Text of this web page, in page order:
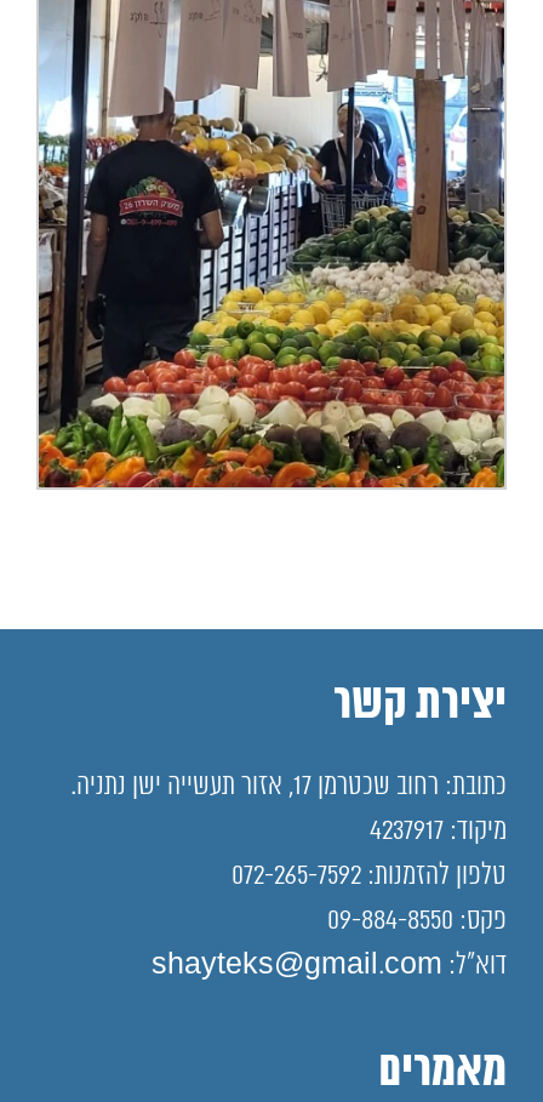
יצירת קשר
כתובת: רחוב שכטרמן 17, אזור תעשייה ישן נתניה.
מיקוד: 4237917
טלפון להזמנות: 072-265-7592
פקס: 09-884-8550
דוא"ל: shayteks@gmail.com
מאמרים